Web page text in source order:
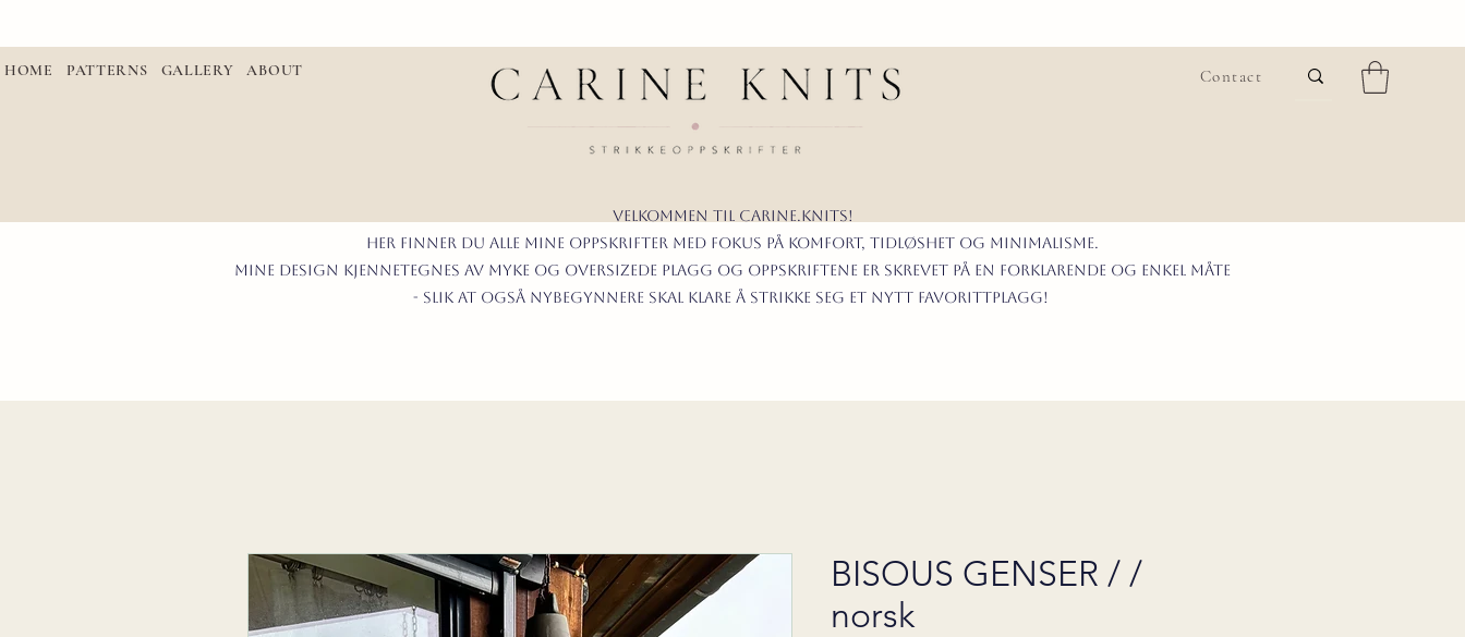
HOME PATTERNS GALLERY ABOUT Contact
Velkommen til carine.knits!
Her finner du alle mine oppskrifter MED FOKUS PÅ KOMFORT, TIDLØShet OG MINIMALISme.
mine design kjennetegnes av myke og oversizede plagg og oppskriftene er skrevet på en forklarende og enkel måte
- slik at også nybegynnere skal klare å strikke seg et nytt favorittplagg!
BISOUS GENSER / /
norsk